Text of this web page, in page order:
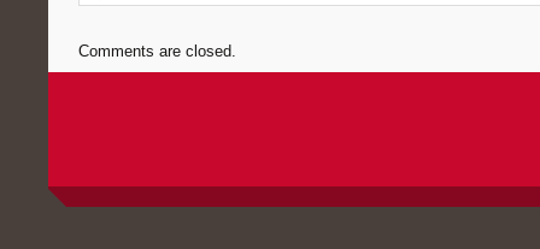
Comments are closed.